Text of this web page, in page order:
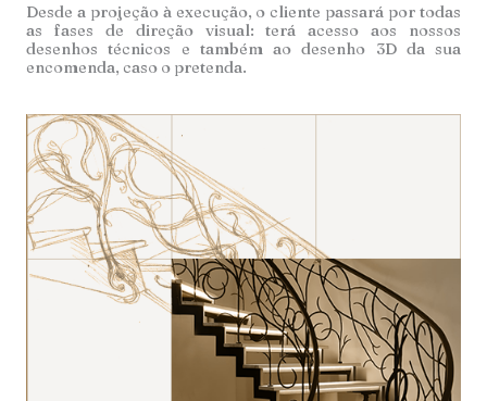
Desde a projeção à execução, o cliente passará por todas
as fases de direção visual: terá acesso aos nossos
desenhos técnicos e também ao desenho 3D da sua
encomenda, caso o pretenda.